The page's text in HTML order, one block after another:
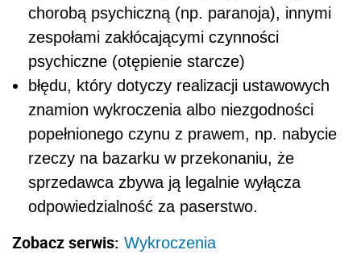
chorobą psychiczną (np. paranoja), innymi
zespołami zakłócającymi czynności
psychiczne (otępienie starcze)
błędu, który dotyczy realizacji ustawowych
znamion wykroczenia albo niezgodności
popełnionego czynu z prawem, np. nabycie
rzeczy na bazarku w przekonaniu, że
sprzedawca zbywa ją legalnie wyłącza
odpowiedzialność za paserstwo.
Zobacz serwis: Wykroczenia